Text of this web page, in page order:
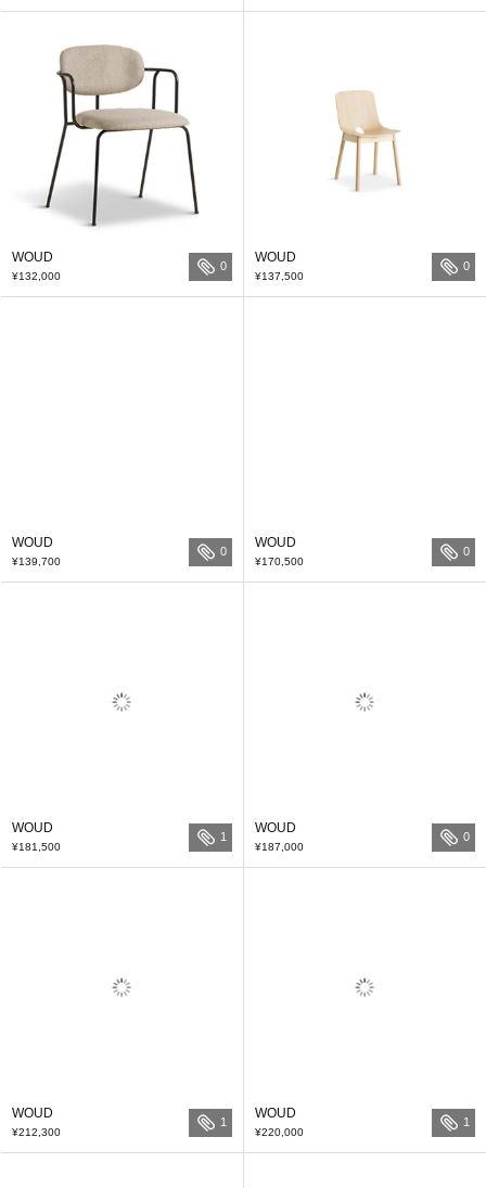
WOUD
¥132,000
0
WOUD
¥137,500
0
WOUD
¥139,700
0
WOUD
¥170,500
0
WOUD
¥181,500
1
WOUD
¥187,000
0
WOUD
¥212,300
1
WOUD
¥220,000
1